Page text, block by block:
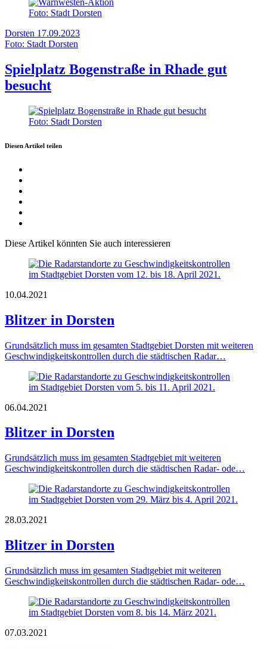
Foto: Stadt Dorsten
Dorsten 17.09.2023
Foto: Stadt Dorsten
Spielplatz Bogenstraße in Rhade gut
besucht
Foto: Stadt Dorsten
Diesen Artikel teilen
Diese Artikel könnten Sie auch interessieren
10.04.2021
Blitzer in Dorsten
Grundsätzlich muss im gesamten Stadtgebiet Dorsten mit weiteren
Geschwindigkeitskontrollen durch die städtischen Radar…
06.04.2021
Blitzer in Dorsten
Grundsätzlich muss im gesamten Stadtgebiet mit weiteren
Geschwindigkeitskontrollen durch die städtischen Radar- ode…
28.03.2021
Blitzer in Dorsten
Grundsätzlich muss im gesamten Stadtgebiet mit weiteren
Geschwindigkeitskontrollen durch die städtischen Radar- ode…
07.03.2021